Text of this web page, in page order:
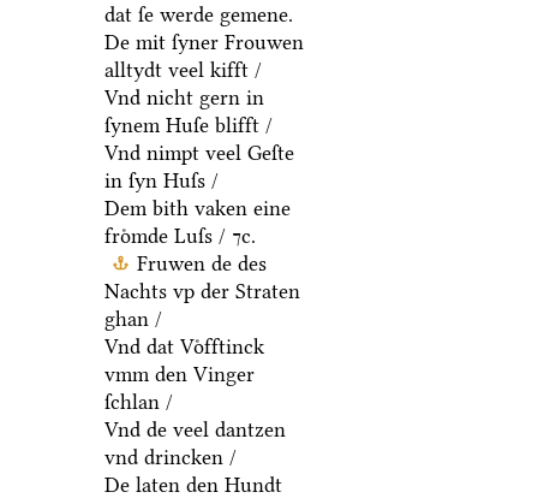
dat ſe werde gemene.
De mit ſyner Frouwen
alltydt veel kifft /
Vnd nicht gern in
ſynem Huſe blifft /
Vnd nimpt veel Geſte
in ſyn Huſs /
Dem bith vaken eine
froͤmde Luſs / ⁊c.
Fruwen de des
Nachts vp der Straten
ghan /
Vnd dat Voͤfftinck
vmm den Vinger
ſchlan /
Vnd de veel dantzen
vnd drincken /
De laten den Hundt